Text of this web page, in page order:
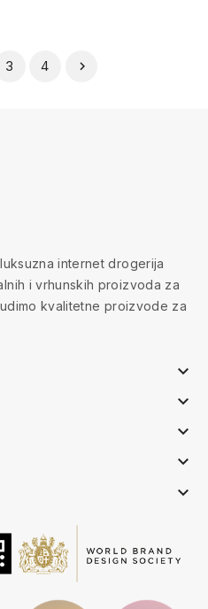
3 4 
internet drogerija
i vrhunskih proizvoda za
kvalitetne proizvode za
keyboard_arrow_down
keyboard_arrow_down
keyboard_arrow_down
keyboard_arrow_down
keyboard_arrow_down